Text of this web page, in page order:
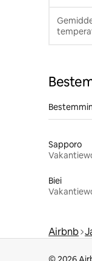
Sapporo
Biei
Airbnb